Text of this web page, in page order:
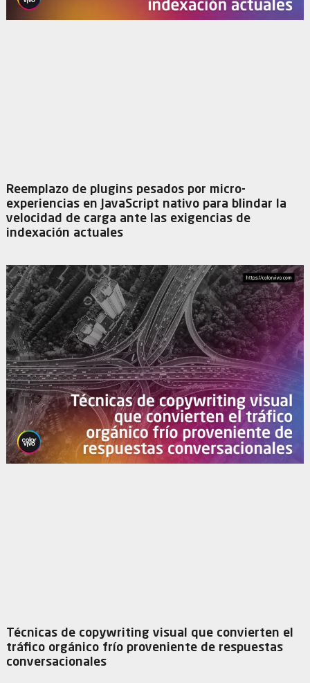
Reemplazo de plugins pesados por micro-
experiencias en JavaScript nativo para blindar la
velocidad de carga ante las exigencias de
indexación actuales
Técnicas de copywriting visual que convierten el
tráfico orgánico frío proveniente de respuestas
conversacionales